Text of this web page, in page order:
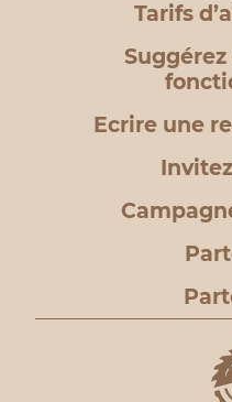
Tarifs
Ecrire une